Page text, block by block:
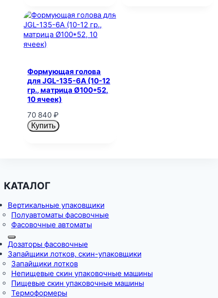
Формующая голова
для JGL-135-6A (10-12
гр., матрица Ø100*52,
10 ячеек)
70 840₽
Купить
КАТАЛОГ
Вертикальные упаковщики
Полуавтоматы фасовочные
Фасовочные автоматы
Дозаторы фасовочные
Запайщики лотков, скин-упаковщики
Запайщики лотков
Непищевые скин упаковочные машины
Пищевые скин упаковочные машины
Термоформеры